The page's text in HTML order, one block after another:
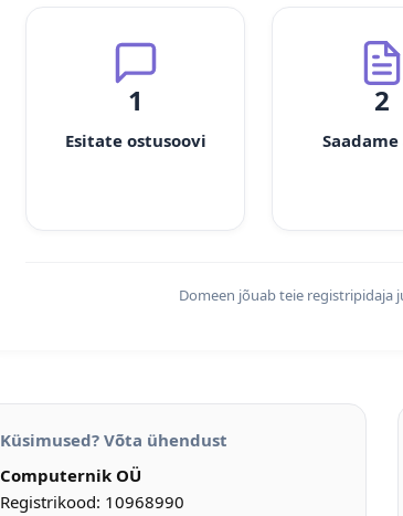
1
Esitate ostusoovi
2
Domeen jõuab teie registripidaja
Küsimused? Võta ühendust
Computernik OÜ
Registrikood: 10968990